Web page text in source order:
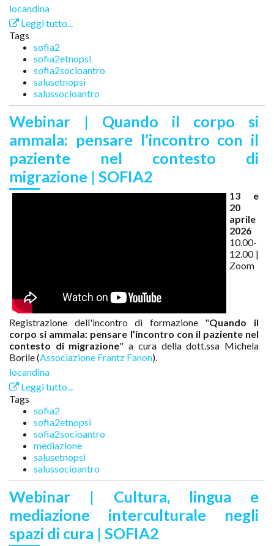
locandina
Leggi tutto...
Tags
sofia2
sofia2etnopsi
sofia2socioantro
salusetnopsi
salussocioantro
Webinar | Quando il corpo si
ammala: pensare l’incontro con il
paziente nel contesto di
migrazione | SOFIA2
13 e
20
aprile
2026
10.00-
12.00 |
Zoom
Registrazione dell'incontro di formazione "Quando il
corpo si ammala: pensare l’incontro con il paziente nel
contesto di migrazione" a cura della dott.ssa Michela
Borile (Associazione Frantz Fanon).
locandina
Leggi tutto...
Tags
sofia2
sofia2etnopsi
sofia2socioantro
mediazione
salusetnopsi
salussocioantro
Webinar | Cultura, lingua e
mediazione interculturale negli
spazi di cura | SOFIA2